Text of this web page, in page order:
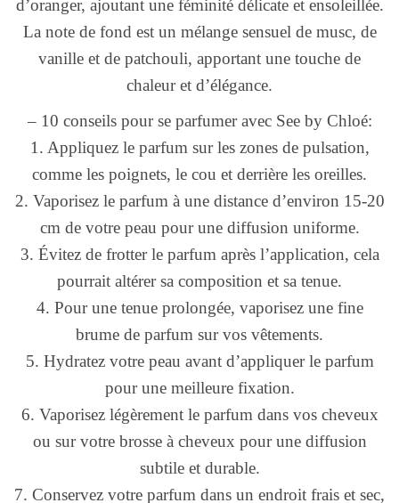
d’oranger, ajoutant une féminité délicate et ensoleillée.
La note de fond est un mélange sensuel de musc, de
vanille et de patchouli, apportant une touche de
chaleur et d’élégance.
– 10 conseils pour se parfumer avec See by Chloé:
1. Appliquez le parfum sur les zones de pulsation,
comme les poignets, le cou et derrière les oreilles.
2. Vaporisez le parfum à une distance d’environ 15-20
cm de votre peau pour une diffusion uniforme.
3. Évitez de frotter le parfum après l’application, cela
pourrait altérer sa composition et sa tenue.
4. Pour une tenue prolongée, vaporisez une fine
brume de parfum sur vos vêtements.
5. Hydratez votre peau avant d’appliquer le parfum
pour une meilleure fixation.
6. Vaporisez légèrement le parfum dans vos cheveux
ou sur votre brosse à cheveux pour une diffusion
subtile et durable.
7. Conservez votre parfum dans un endroit frais et sec,